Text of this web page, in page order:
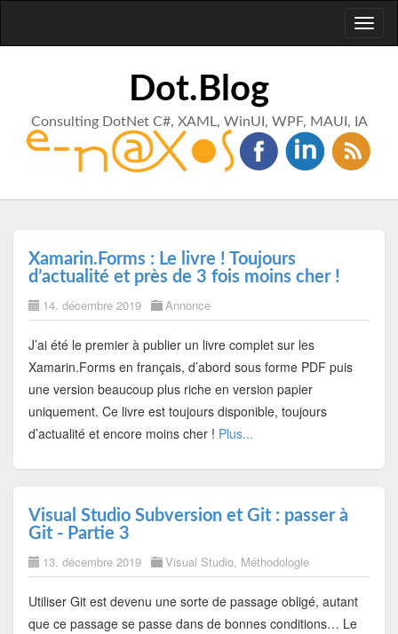
Dot.Blog
Consulting DotNet C#, XAML, WinUI, WPF, MAUI, IA
Xamarin.Forms : Le livre ! Toujours
d’actualité et près de 3 fois moins cher !
14. décembre 2019 Annonce
J’ai été le premier à publier un livre complet sur les
Xamarin.Forms en français, d’abord sous forme PDF puis
une version beaucoup plus riche en version papier
uniquement. Ce livre est toujours disponible, toujours
d’actualité et encore moins cher ! Plus...
Visual Studio Subversion et Git : passer à
Git - Partie 3
13. décembre 2019 Visual Studio, Méthodologie
Utiliser Git est devenu une sorte de passage obligé, autant
que ce passage se passe dans de bonnes conditions… Le